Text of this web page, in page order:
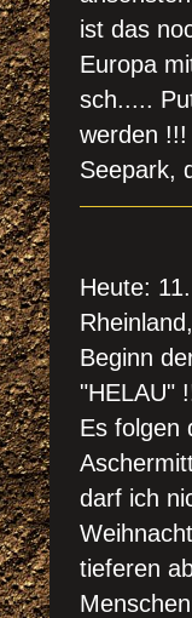
ist das
Europa
sch.....
werden !!!
Seepark,
Heute:
Beginn
"HELAU"
Es folgen
darf ich
tieferen